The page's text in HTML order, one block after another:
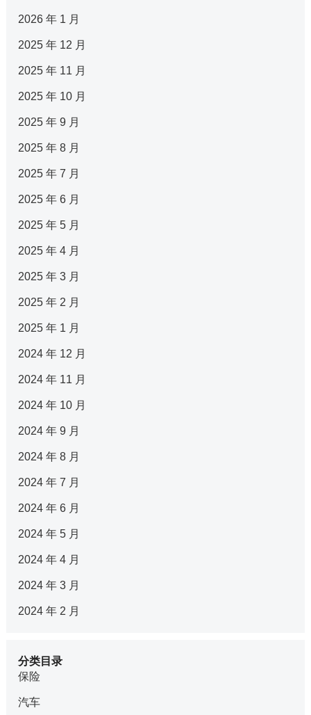
2026 年 1 月
2025 年 12 月
2025 年 11 月
2025 年 10 月
2025 年 9 月
2025 年 8 月
2025 年 7 月
2025 年 6 月
2025 年 5 月
2025 年 4 月
2025 年 3 月
2025 年 2 月
2025 年 1 月
2024 年 12 月
2024 年 11 月
2024 年 10 月
2024 年 9 月
2024 年 8 月
2024 年 7 月
2024 年 6 月
2024 年 5 月
2024 年 4 月
2024 年 3 月
2024 年 2 月
分类目录
保险
汽车